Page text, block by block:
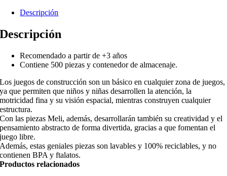
Descripción
Descripción
Recomendado a partir de +3 años
Contiene 500 piezas y contenedor de almacenaje.
Los juegos de construcción son un básico en cualquier zona de juegos,
ya que permiten que niños y niñas desarrollen la atención, la
motricidad fina y su visión espacial, mientras construyen cualquier
estructura.
Con las piezas Meli, además, desarrollarán también su creatividad y el
pensamiento abstracto de forma divertida, gracias a que fomentan el
juego libre.
Además, estas geniales piezas son lavables y 100% reciclables, y no
contienen BPA y ftalatos.
Productos relacionados